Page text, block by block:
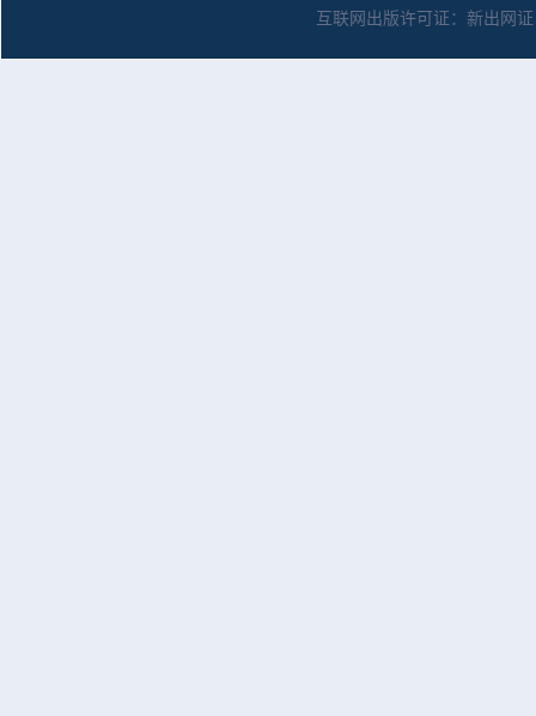
互联网出版许可证：新出网